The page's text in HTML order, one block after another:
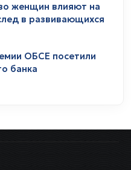
женщин влияют на
в развивающихся
ОБСЕ посетили
банка